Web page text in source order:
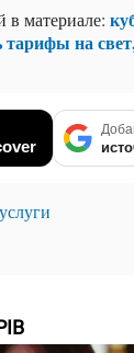
в материале:
на